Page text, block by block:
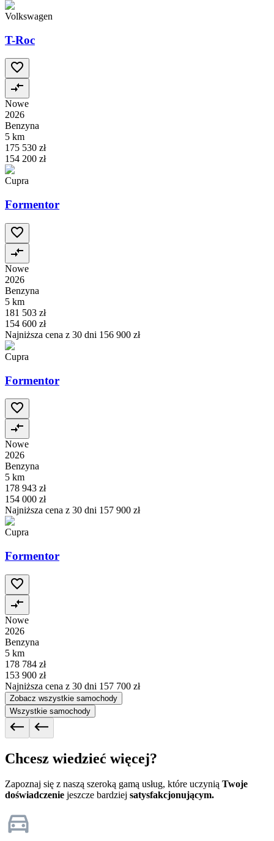
Volkswagen
T-Roc
Nowe
2026
Benzyna
5 km
175 530 zł
154 200 zł
Cupra
Formentor
Nowe
2026
Benzyna
5 km
181 503 zł
154 600 zł
Najniższa cena z 30 dni 156 900 zł
Cupra
Formentor
Nowe
2026
Benzyna
5 km
178 943 zł
154 000 zł
Najniższa cena z 30 dni 157 900 zł
Cupra
Formentor
Nowe
2026
Benzyna
5 km
178 784 zł
153 900 zł
Najniższa cena z 30 dni 157 700 zł
Zobacz wszystkie samochody
Wszystkie samochody
Chcesz wiedzieć więcej?
Zapoznaj się z naszą szeroką gamą usług, które uczynią Twoje
doświadczenie jeszcze bardziej satysfakcjonującym.